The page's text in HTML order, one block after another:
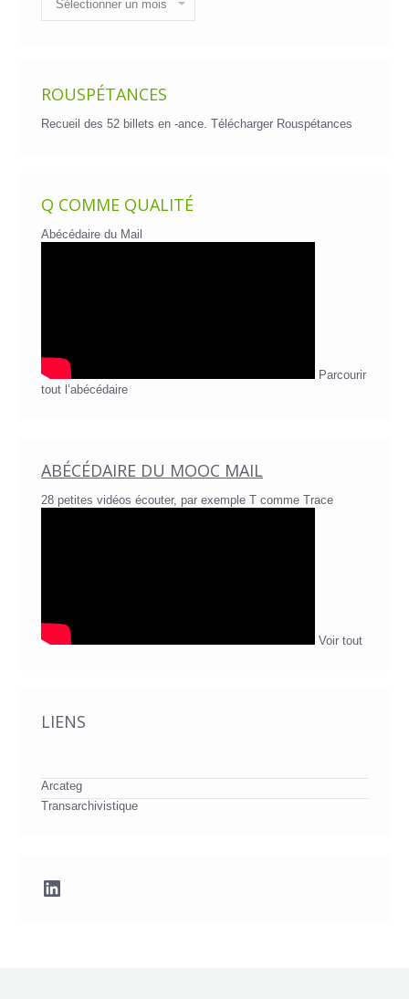
des
billets
ROUSPÉTANCES
Recueil des 52 billets en -ance. Télécharger Rouspétances
Q COMME QUALITÉ
Abécédaire du Mail
Parcourir
tout l’abécédaire
ABÉCÉDAIRE DU MOOC MAIL
28 petites vidéos écouter, par exemple T comme Trace
Voir tout
LIENS
Arcateg
Transarchivistique
LinkedIn